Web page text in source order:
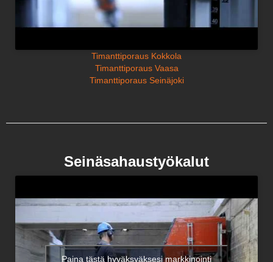
Timanttiporaus Kokkola
Timanttiporaus Vaasa
Timanttiporaus Seinäjoki
Seinäsahaustyökalut
Paina tästä hyväksyäksesi markkinointi